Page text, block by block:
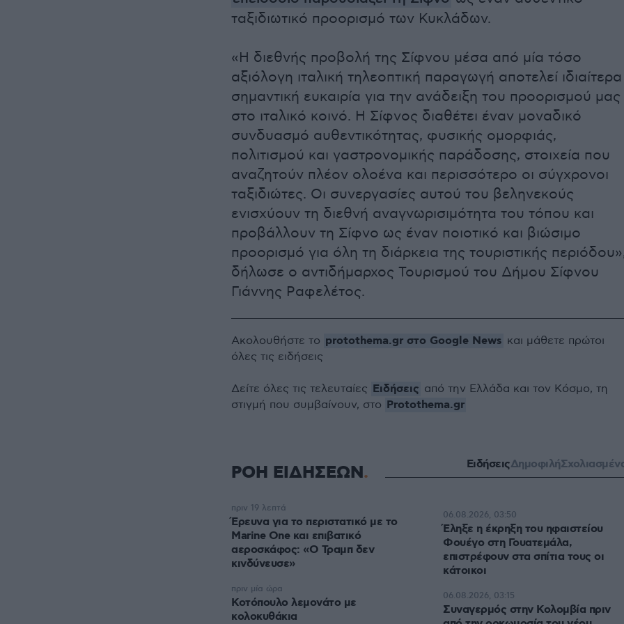
ταξιδιωτικό προορισμό των Κυκλάδων.
«Η διεθνής προβολή της Σίφνου μέσα από μία τόσο
αξιόλογη ιταλική τηλεοπτική παραγωγή αποτελεί ιδιαίτερα
σημαντική ευκαιρία για την ανάδειξη του προορισμού μας
στο ιταλικό κοινό. Η Σίφνος διαθέτει έναν μοναδικό
συνδυασμό αυθεντικότητας, φυσικής ομορφιάς,
πολιτισμού και γαστρονομικής παράδοσης, στοιχεία που
αναζητούν πλέον ολοένα και περισσότερο οι σύγχρονοι
ταξιδιώτες. Οι συνεργασίες αυτού του βεληνεκούς
ενισχύουν τη διεθνή αναγνωρισιμότητα του τόπου και
προβάλλουν τη Σίφνο ως έναν ποιοτικό και βιώσιμο
προορισμό για όλη τη διάρκεια της τουριστικής
δήλωσε ο αντιδήμαρχος Τουρισμού του Δήμου Σίφνου
Γιάννης Ραφελέτος.
Ακολουθήστε το protothema.gr στο Google News και μάθετε πρώτοι
όλες τις ειδήσεις
Δείτε όλες τις τελευταίες Ειδήσεις από την Ελλάδα και τον Κόσμο, τη
στιγμή που συμβαίνουν, στο Protothema.gr
ΡΟΗ ΕΙΔΗΣΕΩΝ ΕιδήσειςΔημοφιλή
Έρευνα για το περιστατικό με το
Marine One και επιβατικό
αεροσκάφος: «Ο Τραμπ δεν
κινδύνευσε»
πριν 19 λεπτά
Κοτόπουλο λεμονάτο με
κολοκυθάκια
πριν μία ώρα
Έληξε η έκρηξη του ηφαιστείου
Φουέγο στη Γουατεμάλα,
επιστρέφουν στα σπίτια τους οι
κάτοικοι
06.08.2026, 03:50
Συναγερμός στην Κολομβία πριν
06.08.2026, 03:15